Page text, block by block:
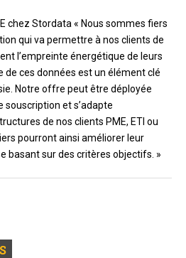
chez Stordata « Nous sommes fiers
qui va permettre à nos clients de
l’empreinte énergétique de leurs
ces données est un élément clé
Notre offre peut être déployée
et s’adapte
de nos clients PME, ETI ou
pourront ainsi améliorer leur
basant sur des critères objectifs. »